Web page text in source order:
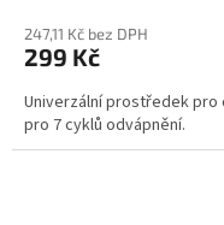
247,11 Kč bez DPH
299 Kč
Univerzální prostředek pro
pro 7 cyklů odvápnění.